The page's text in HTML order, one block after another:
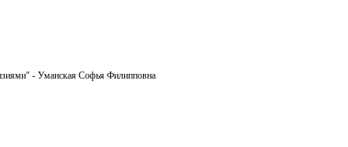
- Уманская Софья Филипповна